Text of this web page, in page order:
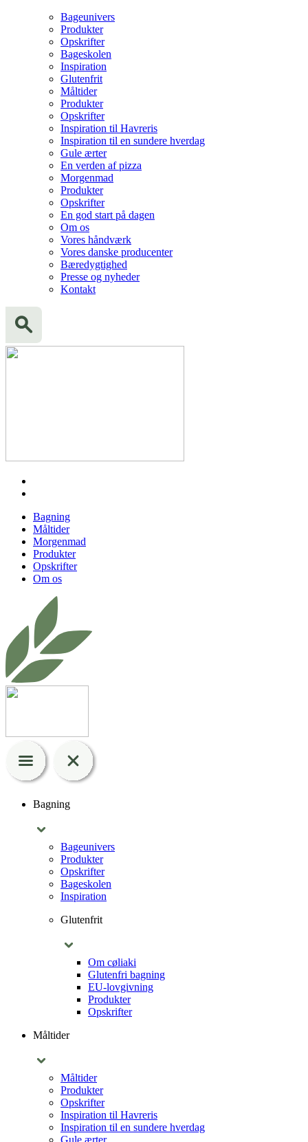
Bageunivers
Produkter
Opskrifter
Bageskolen
Inspiration
Glutenfrit
Måltider
Produkter
Opskrifter
Inspiration til Havreris
Inspiration til en sundere hverdag
Gule ærter
En verden af pizza
Morgenmad
Produkter
Opskrifter
En god start på dagen
Om os
Vores håndværk
Vores danske producenter
Bæredygtighed
Presse og nyheder
Kontakt
Bagning
Måltider
Morgenmad
Produkter
Opskrifter
Om os
Bagning
Bageunivers
Produkter
Opskrifter
Bageskolen
Inspiration
Glutenfrit
Om cøliaki
Glutenfri bagning
EU-lovgivning
Produkter
Opskrifter
Måltider
Måltider
Produkter
Opskrifter
Inspiration til Havreris
Inspiration til en sundere hverdag
Gule ærter